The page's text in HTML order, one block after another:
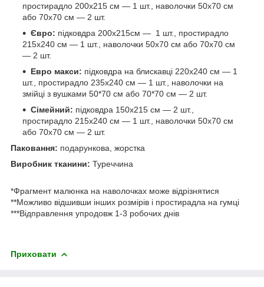
простирадло 200х215 см — 1 шт., наволочки 50х70 см
або 70х70 см — 2 шт.
Євро: підковдра 200х215см — 1 шт., простирадло
215х240 см — 1 шт., наволочки 50х70 см або 70х70 см
— 2 шт.
Евро макси: підковдра на блискавці 220x240 см — 1
шт., простирадло 235x240 см — 1 шт., наволочки на
змійці з вушками 50*70 см або 70*70 см — 2 шт.
Сімейний: підковдра 150х215 см — 2 шт.,
простирадло 215х240 см — 1 шт., наволочки 50х70 см
або 70х70 см — 2 шт.
Паковання: подарункова, жорстка
Виробник тканини: Туреччина
*Фрагмент малюнка на наволочках може відрізнятися
**Можливо відшивши інших розмірів і простирадла на гумці
***Відправлення упродовж 1-3 робочих днів
Приховати